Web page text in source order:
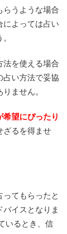
らうような場合
によっては占い
法を使える場合
占い方法で妥協
ません。
希望にぴったり
ざるを得ませ
てもらったと
イスとなりま
いるとき、信